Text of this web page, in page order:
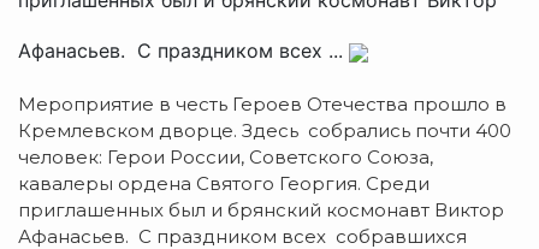
Афанасьев. С праздником всех ...
Мероприятие в честь Героев Отечества прошло в
Кремлевском дворце. Здесь собрались почти 400
человек: Герои России, Советского Союза,
кавалеры ордена Святого Георгия. Среди
приглашенных был и брянский космонавт Виктор
Афанасьев. С праздником всех собравшихся